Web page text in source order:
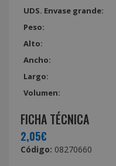
UDS. Envase grande:
Peso:
Alto:
Ancho:
Largo:
Volumen:
FICHA TÉCNICA
2,05€
Código: 08270660